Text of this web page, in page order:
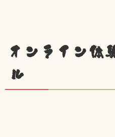
オンライン体
ル